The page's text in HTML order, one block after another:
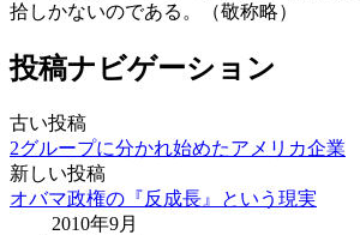
拾しかないのである。（敬称略）
投稿ナビゲーション
古い投稿
2グループに分かれ始めたアメリカ企業
新しい投稿
オバマ政権の『反成長』という現実
2010年9月